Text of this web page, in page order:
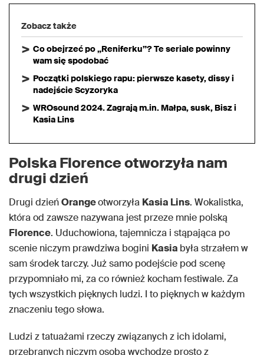
Zobacz także
Co obejrzeć po „Reniferku”? Te seriale powinny
wam się spodobać
Początki polskiego rapu: pierwsze kasety, dissy i
nadejście Scyzoryka
WROsound 2024. Zagrają m.in. Małpa, susk, Bisz i
Kasia Lins
Polska Florence otworzyła nam
drugi dzień
Drugi dzieńOrangeotworzyła Kasia Lins. Wokalistka,
która od zawsze nazywana jest przeze mnie polską
Florence. Uduchowiona, tajemnicza i stąpająca po
scenie niczym prawdziwa bogini Kasia była strzałem w
sam środek tarczy. Już samo podejście pod scenę
przypomniało mi, za co również kocham festiwale. Za
tych wszystkich pięknych ludzi. I to pięknych w każdym
znaczeniu tego słowa.
Ludzi z tatuażami rzeczy związanych z ich idolami,
przebranych niczym osoba wychodzę prosto z